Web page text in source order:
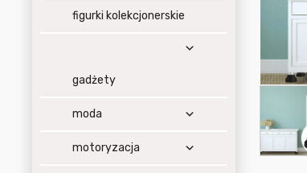
figurki kolekcjonerskie
gadżety
moda
motoryzacja